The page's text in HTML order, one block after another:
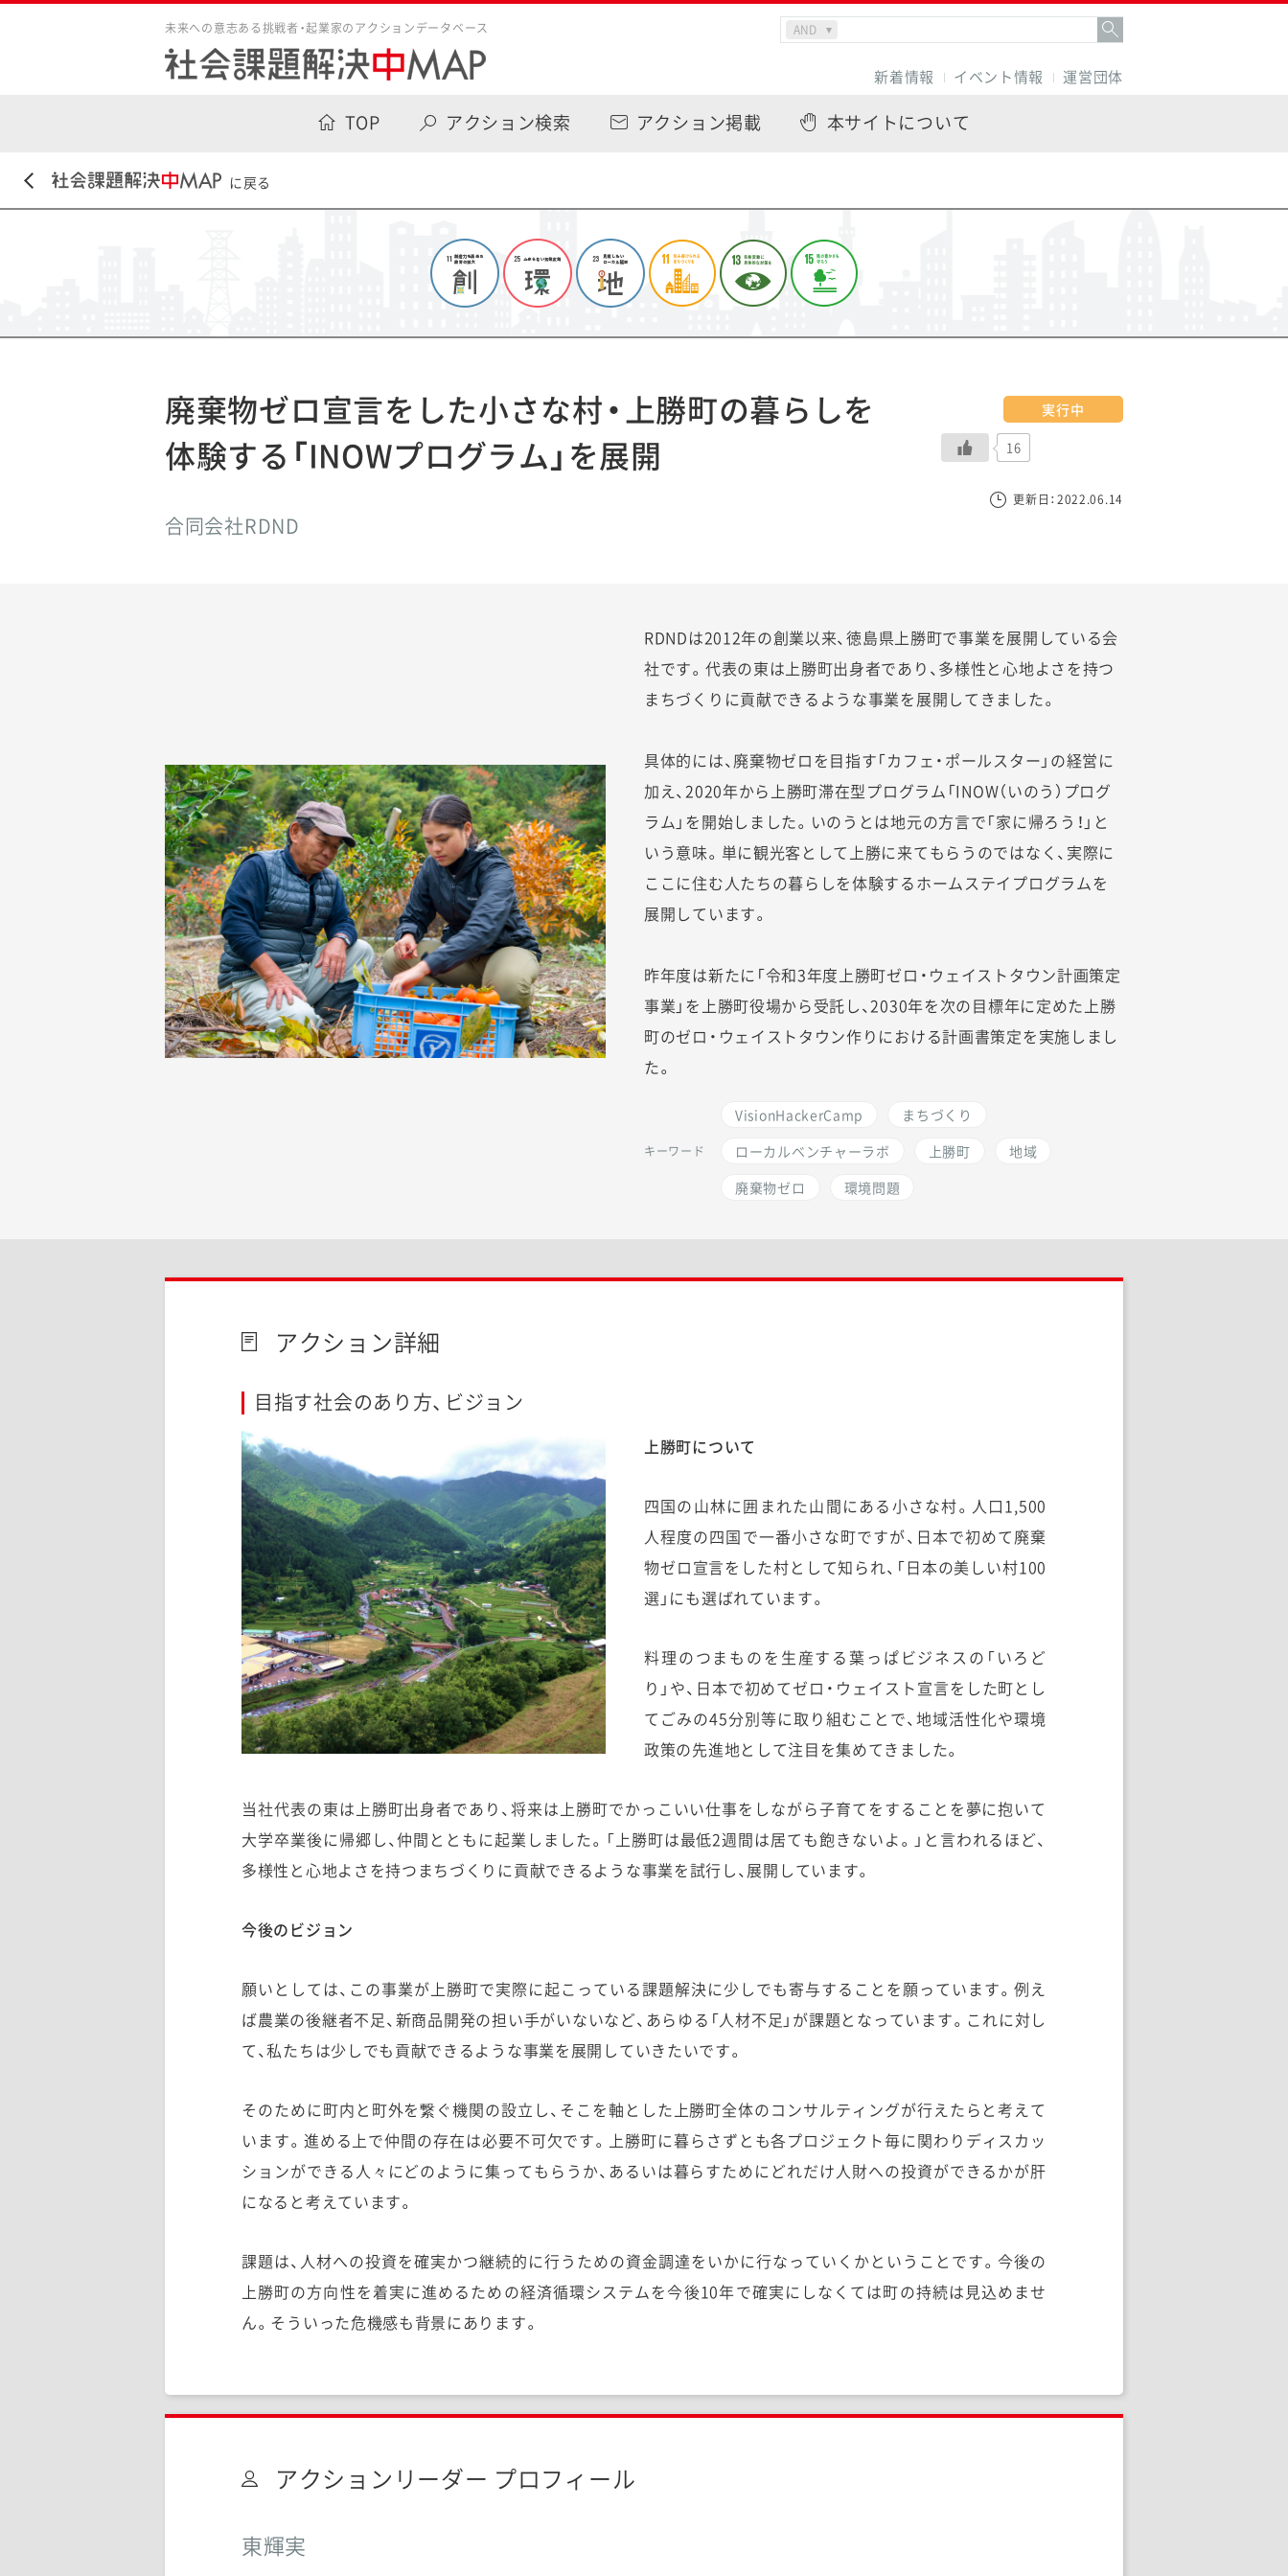
未来への意志ある挑戦者・起業家のアクションデータベース
新着情報 イベント情報 運営団体
TOP アクション検索 アクション掲載 本サイトについて
に戻る
廃棄物ゼロ宣言をした小さな村・上勝町の暮らしを
体験する「INOWプログラム」を展開
合同会社RDND
実行中
16
更新日：2022.06.14
RDNDは2012年の創業以来、徳島県上勝町で事業を展開している会
社です。代表の東は上勝町出身者であり、多様性と心地よさを持つ
まちづくりに貢献できるような事業を展開してきました。
具体的には、廃棄物ゼロを目指す「カフェ・ポールスター」の経営に
加え、2020年から上勝町滞在型プログラム「INOW（いのう）プログ
ラム」を開始しました。いのうとは地元の方言で「家に帰ろう！」と
いう意味。単に観光客として上勝に来てもらうのではなく、実際に
ここに住む人たちの暮らしを体験するホームステイプログラムを
展開しています。
昨年度は新たに「令和3年度上勝町ゼロ・ウェイストタウン計画策定
事業」を上勝町役場から受託し、2030年を次の目標年に定めた上勝
町のゼロ・ウェイストタウン作りにおける計画書策定を実施しまし
た。
キーワード
VisionHackerCamp
まちづくり
ローカルベンチャーラボ
上勝町
地域
廃棄物ゼロ
環境問題
アクション詳細
目指す社会のあり方、ビジョン
上勝町について
四国の山林に囲まれた山間にある小さな村。人口1,500
人程度の四国で一番小さな町ですが、日本で初めて廃棄
物ゼロ宣言をした村として知られ、「日本の美しい村100
選」にも選ばれています。
料理のつまものを生産する葉っぱビジネスの「いろど
り」や、日本で初めてゼロ・ウェイスト宣言をした町とし
てごみの45分別等に取り組むことで、地域活性化や環境
政策の先進地として注目を集めてきました。
当社代表の東は上勝町出身者であり、将来は上勝町でかっこいい仕事をしながら子育てをすることを夢に抱いて
大学卒業後に帰郷し、仲間とともに起業しました。「上勝町は最低2週間は居ても飽きないよ。」と言われるほど、
多様性と心地よさを持つまちづくりに貢献できるような事業を試行し、展開しています。
今後のビジョン
願いとしては、この事業が上勝町で実際に起こっている課題解決に少しでも寄与することを願っています。例え
ば農業の後継者不足、新商品開発の担い手がいないなど、あらゆる「人材不足」が課題となっています。これに対し
て、私たちは少しでも貢献できるような事業を展開していきたいです。
そのために町内と町外を繋ぐ機関の設立し、そこを軸とした上勝町全体のコンサルティングが行えたらと考えて
います。進める上で仲間の存在は必要不可欠です。上勝町に暮らさずとも各プロジェクト毎に関わりディスカッ
ションができる人々にどのように集ってもらうか、あるいは暮らすためにどれだけ人財への投資ができるかが肝
になると考えています。
課題は、人材への投資を確実かつ継続的に行うための資金調達をいかに行なっていくかということです。今後の
上勝町の方向性を着実に進めるための経済循環システムを今後10年で確実にしなくては町の持続は見込めませ
ん。そういった危機感も背景にあります。
アクションリーダー プロフィール
東輝実